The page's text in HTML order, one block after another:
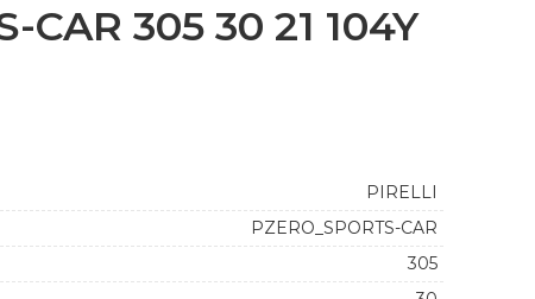
CAR 305 30 21 104Y
PIRELLI
PZERO_SPORTS-CAR
305